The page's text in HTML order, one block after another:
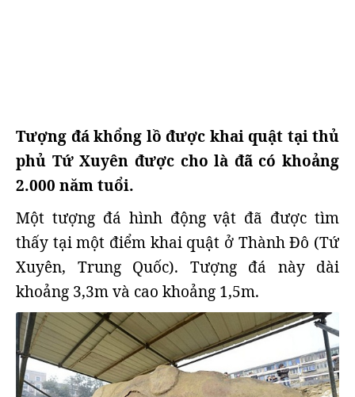
Tượng đá khổng lồ được khai quật tại thủ
phủ Tứ Xuyên được cho là đã có khoảng
2.000 năm tuổi.
Một tượng đá hình động vật đã được tìm
thấy tại một điểm khai quật ở Thành Đô (Tứ
Xuyên, Trung Quốc). Tượng đá này dài
khoảng 3,3m và cao khoảng 1,5m.